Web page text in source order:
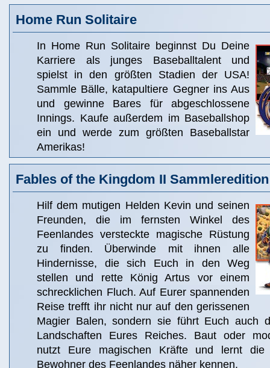
Home Run Solitaire
In Home Run Solitaire beginnst Du Deine
Karriere als junges Baseballtalent und
spielst in den größten Stadien der USA!
Sammle Bälle, katapultiere Gegner ins Aus
und gewinne Bares für abgeschlossene
Innings. Kaufe außerdem im Baseballshop
ein und werde zum größten Baseballstar
Amerikas!
Fables of the Kingdom II Sammleredition
Hilf dem mutigen Helden Kevin und seinen
Freunden, die im fernsten Winkel des
Feenlandes versteckte magische Rüstung
zu finden. Überwinde mit ihnen alle
Hindernisse, die sich Euch in den Weg
stellen und rette König Artus vor einem
schrecklichen Fluch. Auf Eurer spannenden
Reise trefft ihr nicht nur auf den gerissenen
Magier Balen, sondern sie führt Euch auch
Landschaften Eures Reiches. Baut oder
nutzt Eure magischen Kräfte und lernt die
Bewohner des Feenlandes näher kennen.